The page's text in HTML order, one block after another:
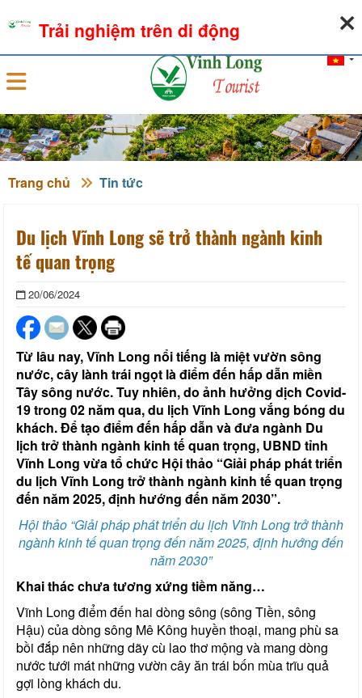
Đăng nhập
Trang chủ Tin tức
Du lịch Vĩnh Long sẽ trở thành ngành kinh
tế quan trọng
20/06/2024
Từ lâu nay, Vĩnh Long nổi tiếng là miệt vườn sông
nước, cây lành trái ngọt là điểm đến hấp dẫn miền
Tây sông nước. Tuy nhiên, do ảnh hưởng dịch Covid-
19 trong 02 năm qua, du lịch Vĩnh Long vắng bóng du
khách. Để tạo điểm đến hấp dẫn và đưa ngành Du
lịch trở thành ngành kinh tế quan trọng, UBND tỉnh
Vĩnh Long vừa tổ chức Hội thảo “Giải pháp phát triển
du lịch Vĩnh Long trở thành ngành kinh tế quan trọng
đến năm 2025, định hướng đến năm 2030”.
Hội thảo “Giải pháp phát triển du lịch Vĩnh Long trở thành
ngành kinh tế quan trọng đến năm 2025, định hướng đến
năm 2030”
Khai thác chưa tương xứng tiềm năng…
Vĩnh Long điểm đến hai dòng sông (sông Tiền, sông
Hậu) của dòng sông Mê Kông huyền thoại, mang phù sa
bồi đắp nên những dãy cù lao thơ mộng và mang dòng
nước tưới mát những vườn cây ăn trái bốn mùa trĩu quả
gợi lòng khách du.
Trải nghiệm trên di động